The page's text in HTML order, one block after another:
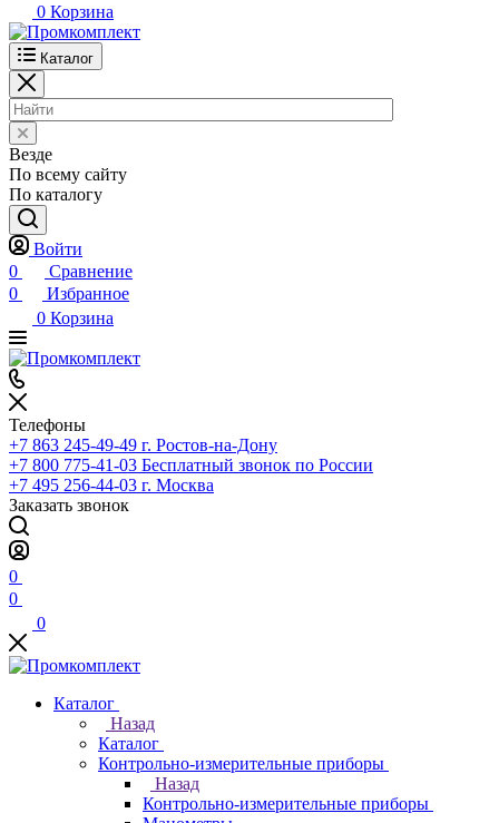
0 Корзина
Каталог
Везде
По всему сайту
По каталогу
Войти
0
Сравнение
0
Избранное
0 Корзина
Телефоны
+7 863 245-49-49 г. Ростов-на-Дону
+7 800 775-41-03 Бесплатный звонок по России
+7 495 256-44-03 г. Москва
Заказать звонок
0
0
0
Каталог
Назад
Каталог
Контрольно-измерительные приборы
Назад
Контрольно-измерительные приборы